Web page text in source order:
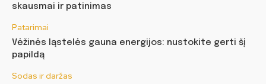
skausmai ir patinimas
Patarimai
Vėžinės ląstelės gauna energijos: nustokite gerti šį
papildą
Sodas ir daržas